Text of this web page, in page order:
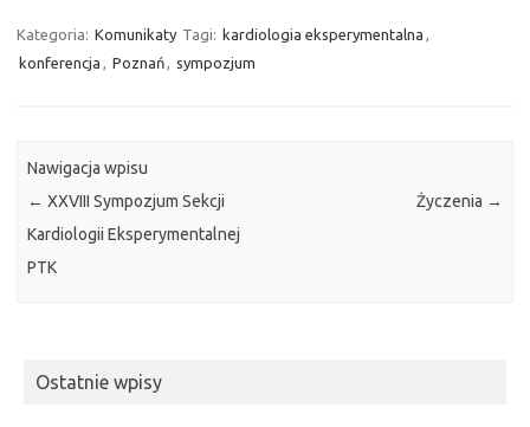
Kategoria: Komunikaty Tagi: kardiologia eksperymentalna
konferencja
Poznań sympozjum
Nawigacja wpisu
← XXVIII Sympozjum Sekcji
Kardiologii Eksperymentalnej
PTK
Życzenia →
Ostatnie wpisy